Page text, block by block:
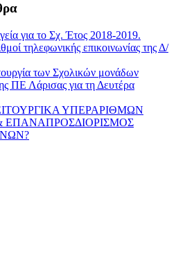
για το Σχ. Έτος 2018-2019.
τηλεφωνικής επικοινωνίας της Δ/
των Σχολικών μονάδων
ΠΕ Λάρισας για τη Δευτέρα
ΥΠΕΡΑΡΙΘΜΩΝ
ΕΠΑΝΑΠΡΟΣΔΙΟΡΙΣΜΟΣ